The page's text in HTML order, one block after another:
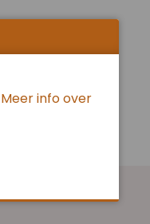
Meer info over